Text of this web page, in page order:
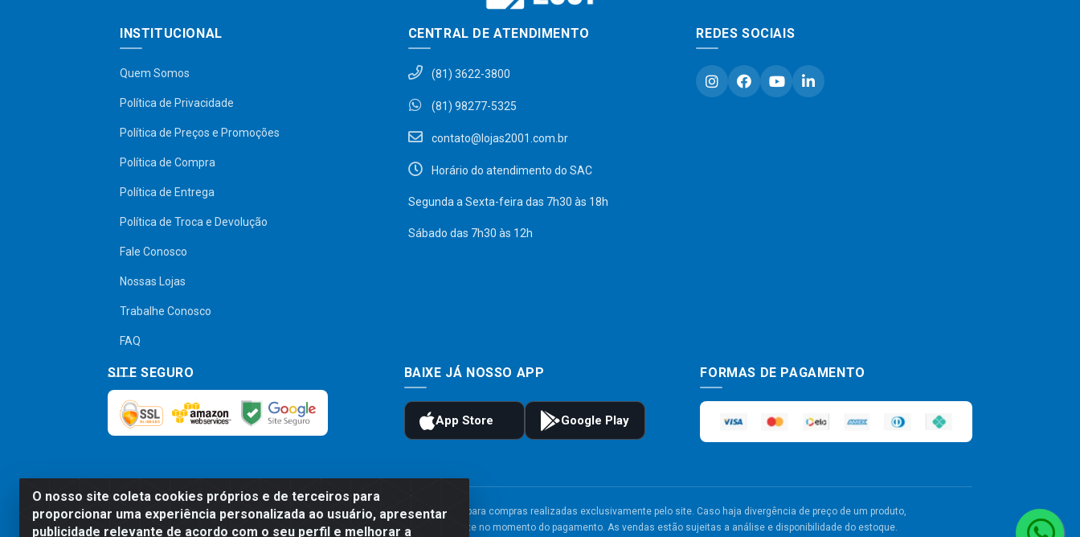
O nosso site coleta cookies próprios e de terceiros para
proporcionar uma experiência personalizada ao usuário, apresentar
publicidade relevante de acordo com o seu perfil e melhorar a
INSTITUCIONAL
Quem Somos
Política de Privacidade
Política de Preços e Promoções
Política de Compra
Política de Entrega
Política de Troca e Devolução
Fale Conosco
Nossas Lojas
Trabalhe Conosco
FAQ
CENTRAL DE ATENDIMENTO
(81) 3622-3800
(81) 98277-5325
contato@lojas2001.com.br
Horário do atendimento do SAC
Segunda a Sexta-feira das 7h30 às 18h
Sábado das 7h30 às 12h
REDES SOCIAIS
SITE SEGURO BAIXE JÁ NOSSO APP FORMAS DE PAGAMENTO
Preços, promoções, condições de pagamento e frete são válidos para compras realizadas exclusivamente pelo site. Caso haja divergência de preço de um produto,
será válido o preço que for exibido no carrinho de compras do site no momento do pagamento. As vendas estão sujeitas a análise e disponibilidade do estoque.